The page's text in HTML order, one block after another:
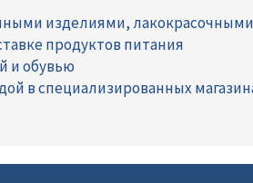
изделиями,
продуктов питания
и обувью
в специализированных